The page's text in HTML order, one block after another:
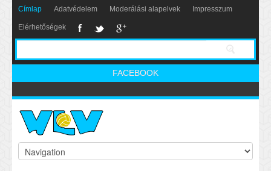
Címlap Adatvédelem Moderálási alapelvek Impresszum
Elérhetőségek
FACEBOOK